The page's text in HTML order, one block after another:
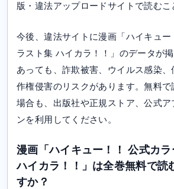
版・違法アップロードサイトで読むこ
今後、違法サイトに漫画「ハイキュー
ラスト集 ハイカラ！！」のデータが
あっても、詐欺被害、ウイルス感染
作権侵害のリスクがあります。無料で
場合も、出版社や正規ストア、公式ア
ンを利用してください。
漫画「ハイキュー！！ 公式カ
ハイカラ！！」は全巻無料で読
すか？